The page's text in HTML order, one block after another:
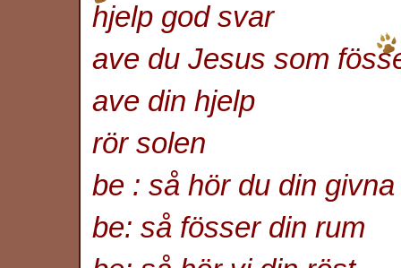
hjelp god svar
ave du Jesus som
ave din hjelp
rör solen
be : så hör du din
be: så fösser din rum